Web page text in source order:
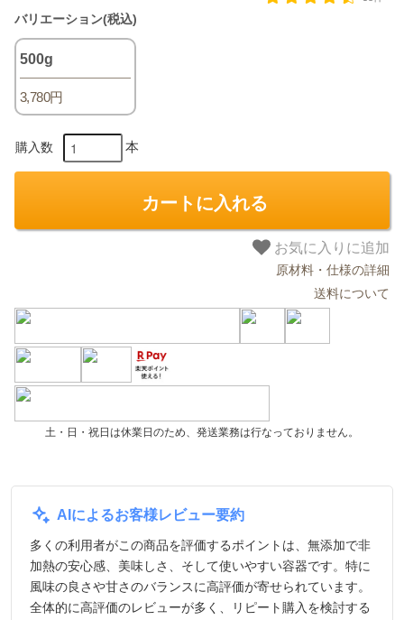
バリエーション(税込)
500g
3,780円
購入数 本
カートに入れる
お気に入りに追加
原材料・仕様の詳細
送料について
土・日・祝日は休業日のため、発送業務は行なっておりません。
AIによるお客様レビュー要約
多くの利用者がこの商品を評価するポイントは、無添加で非
加熱の安心感、美味しさ、そして使いやすい容器です。特に
風味の良さや甘さのバランスに高評価が寄せられています。
全体的に高評価のレビューが多く、リピート購入を検討する